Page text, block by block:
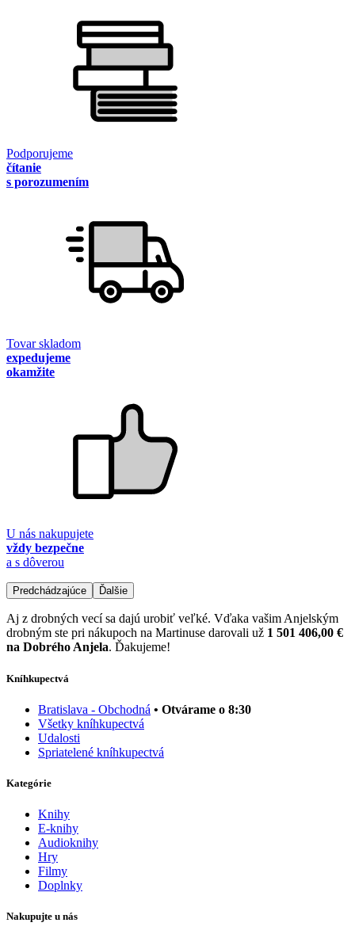
Podporujeme
čítanie
s porozumením
Tovar skladom
expedujeme
okamžite
U nás nakupujete
vždy bezpečne
a s dôverou
Predchádzajúce Ďalšie
Aj z drobných vecí sa dajú urobiť veľké. Vďaka vašim Anjelským
drobným ste pri nákupoch na Martinuse darovali už 1 501 406,00 €
na Dobrého Anjela. Ďakujeme!
Kníhkupectvá
Bratislava - Obchodná • Otvárame o 8:30
Všetky kníhkupectvá
Udalosti
Spriatelené kníhkupectvá
Kategórie
Knihy
E-knihy
Audioknihy
Hry
Filmy
Doplnky
Nakupujte u nás